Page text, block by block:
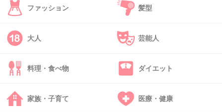
きのこが折れてた時のガッカリ感といったら。
+44
44. 匿名
38
ファッション 髪型
大人 芸能人
料理・食べ物 ダイエット
家族・子育て 医療・健康